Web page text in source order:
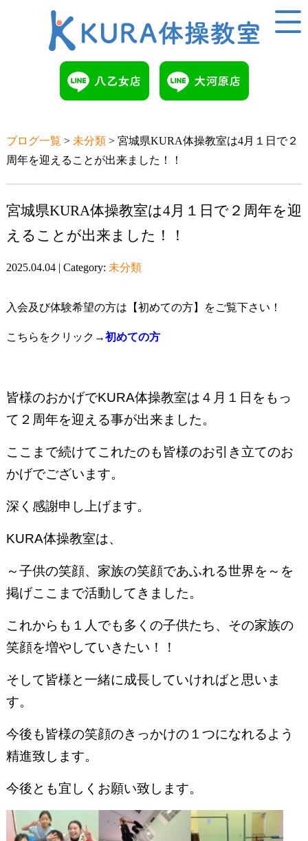
ブログ一覧 > 未分類> 宮城県KURA体操教室は4月１日で２
周年を迎えることが出来ました！！
宮城県KURA体操教室は4月１日で２周年を迎
えることが出来ました！！
2025.04.04 | Category: 未分類
入会及び体験希望の方は【初めての方】をご覧下さい！
こちらをクリック→初めての方
皆様のおかげでKURA体操教室は４月１日をもっ
て２周年を迎える事が出来ました。
ここまで続けてこれたのも皆様のお引き立てのお
かげでございます。
深く感謝申し上げます。
KURA体操教室は、
～子供の笑顔、家族の笑顔であふれる世界を～を
掲げここまで活動してきました。
これからも１人でも多くの子供たち、その家族の
笑顔を増やしていきたい！！
そして皆様と一緒に成長していければと思いま
す。
今後も皆様の笑顔のきっかけの１つになれるよう
精進致します。
今後とも宜しくお願い致します。